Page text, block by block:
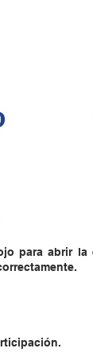
para abrir la